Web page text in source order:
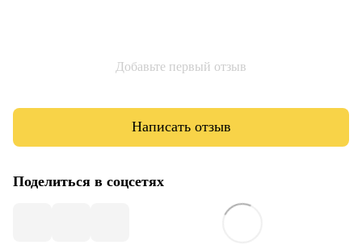
Добавьте первый отзыв
Написать отзыв
Поделиться в соцсетях